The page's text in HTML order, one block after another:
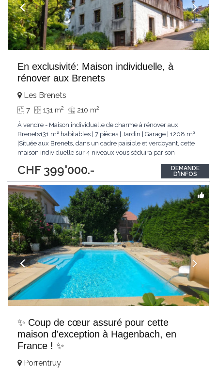
En exclusivité: Maison individuelle, à
rénover aux Brenets
CHF 399'000.-
Les Brenets
7 131 m2 210 m2
À vendre - Maison individuelle de charme à rénover aux
Brenets131 m² habitables | 7 pièces | Jardin | Garage | 1208 m³
|Située aux Brenets, dans un cadre paisible et verdoyant, cette
maison individuelle sur 4 niveaux vous séduira par son
Construite en 1780, elle offre un volume généreux et de beaux
éléments anciens à valoriser dans...
DEMANDE
D'INFOS
✨ Coup de cœur assuré pour cette
maison d'exception à Hagenbach, en
France ! ✨
Porrentruy